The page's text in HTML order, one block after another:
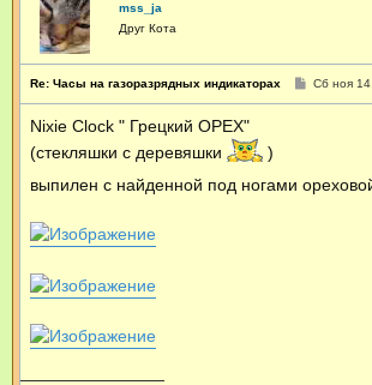
o
n
mss_ja
Друг Кота
Re: Часы на газоразрядных индикаторах
С
и
е
Сб ноя
Nixie Clock " Грецкий ОРЕХ"
(стекляшки с деревяшки
)
выпилен с найденной под ногами